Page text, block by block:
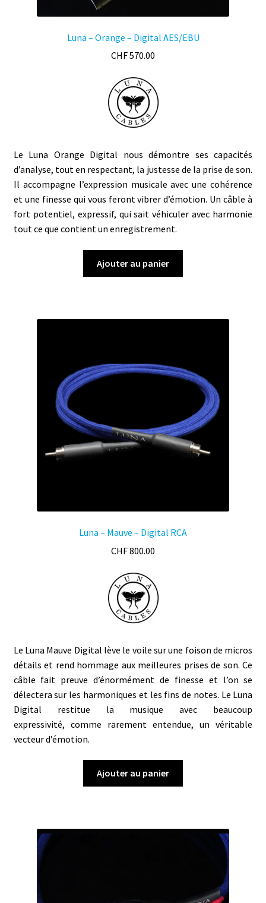
Luna – Orange – Digital AES/EBU
CHF570.00
Le Luna Orange Digital nous démontre ses capacités
d’analyse, tout en respectant, la justesse de la prise de son.
Il accompagne l’expression musicale avec une cohérence
et une finesse qui vous feront vibrer d’émotion. Un câble à
fort potentiel, expressif, qui sait véhiculer avec harmonie
tout ce que contient un enregistrement.
Ajouter au panier
Luna – Mauve – Digital RCA
CHF800.00
Le Luna Mauve Digital lève le voile sur une foison de micros
détails et rend hommage aux meilleures prises de son. Ce
câble fait preuve d’énormément de finesse et l’on se
délectera sur les harmoniques et les fins de notes. Le Luna
Digital restitue la musique avec beaucoup
expressivité, comme rarement entendue, un véritable
vecteur d’émotion.
Ajouter au panier